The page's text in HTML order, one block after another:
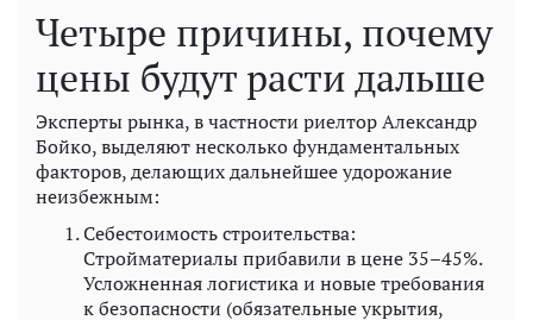
Четыре причины, почему
цены будут расти дальше
Эксперты рынка, в частности риелтор Александр
Бойко, выделяют несколько фундаментальных
факторов, делающих дальнейшее удорожание
неизбежным:
Себестоимость строительства:
Стройматериалы прибавили в цене 35–45%.
Усложненная логистика и новые требования
к безопасности (обязательные укрытия,